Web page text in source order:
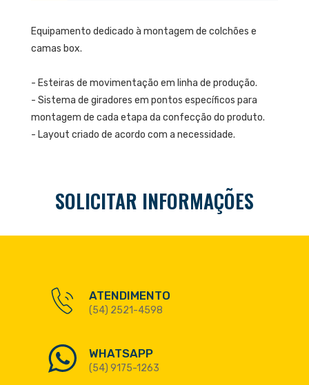
Equipamento dedicado à montagem de colchões e
camas box.
- Esteiras de movimentação em linha de produção.
- Sistema de giradores em pontos específicos para
montagem de cada etapa da confecção do produto.
- Layout criado de acordo com a necessidade.
SOLICITAR INFORMAÇÕES
ATENDIMENTO
(54) 2521-4598
WHATSAPP
(54) 9175-1263